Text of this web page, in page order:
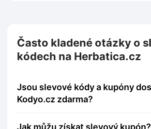
Často kladené otázky o
kódech na Herbatica.cz
Jsou slevové kódy a kupóny dostupné na
Kodyo.cz zdarma?
Jak můžu získat slevový kupón?